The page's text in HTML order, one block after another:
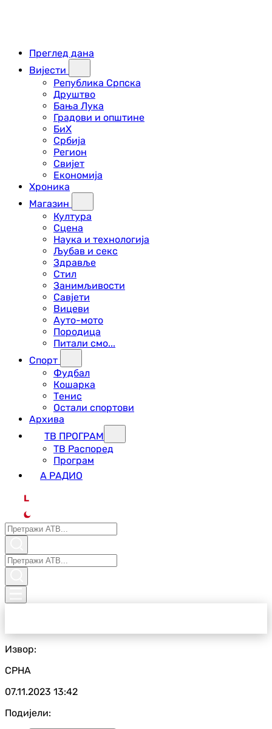
Преглед дана
Вијести
Република Српска
Друштво
Бања Лука
Градови и општине
БиХ
Србија
Регион
Свијет
Економија
Хроника
Магазин
Култура
Сцена
Наука и технологија
Љубав и секс
Здравље
Стил
Занимљивости
Савјети
Вицеви
Ауто-мото
Породица
Питали смо...
Спорт
Фудбал
Кошарка
Тенис
Остали спортови
Архива
ТВ ПРОГРАМ
ТВ Распоред
Програм
А РАДИО
L
Извор:
СРНА
07.11.2023 13:42
Подијели: